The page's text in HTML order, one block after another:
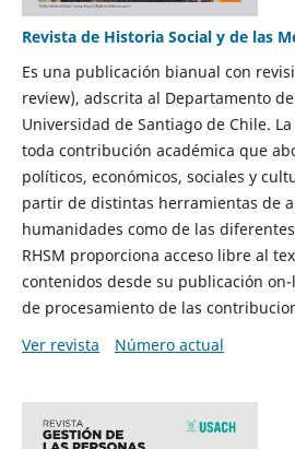
Revista de Historia Social y de las
Es una publicación bianual con
review), adscrita al Departamento
Universidad de Santiago de Chile.
toda contribución académica que
políticos, económicos, sociales y
partir de distintas herramientas de
humanidades como de las
RHSM proporciona acceso libre al
contenidos desde su publicación
de procesamiento de las
Ver revista
Número actual